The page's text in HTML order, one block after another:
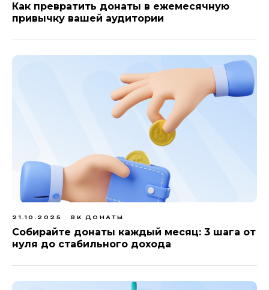
Как превратить донаты в ежемесячную
привычку вашей аудитории
21.10.2025 ВК ДОНАТЫ
Собирайте донаты каждый месяц: 3 шага от
нуля до стабильного дохода